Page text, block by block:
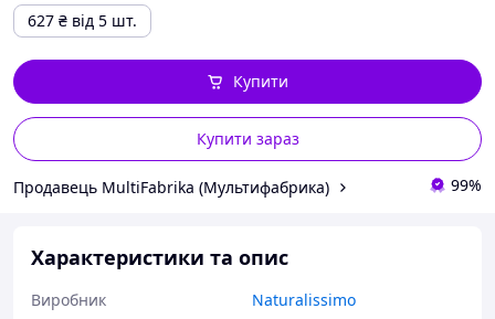
627 ₴ від 5 шт.
Купити зараз
Купити
Продавець MultiFabrika (Мультифабрика) 99%
Характеристики та опис
Виробник
Naturalissimo